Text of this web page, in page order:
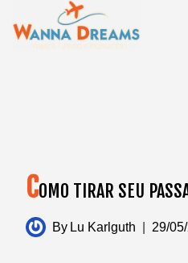
content
COMO TIRAR SEU
By Lu Karlguth 29/